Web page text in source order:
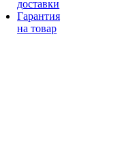
доставки
Гарантия
на товар